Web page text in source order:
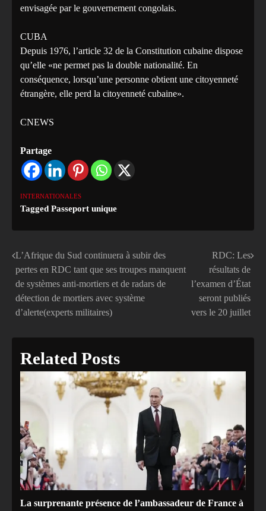
envisagée par le gouvernement congolais.
CUBA
Depuis 1976, l’article 32 de la Constitution cubaine dispose
qu’elle «ne permet pas la double nationalité. En
conséquence, lorsqu’une personne obtient une citoyenneté
étrangère, elle perd la citoyenneté cubaine».
CNEWS
Partage
INTERNATIONALES
Tagged Passeport unique
Navigation
de
l’article
L’Afrique du Sud continuera à subir des
pertes en RDC tant que ses troupes manquent
de systèmes anti-mortiers et de radars de
détection de mortiers avec système
d’alerte(experts militaires)
RDC: Les
résultats de
l’examen d’État
seront publiés
vers le 20 juillet
Related Posts
La surprenante présence de l’ambassadeur de France à